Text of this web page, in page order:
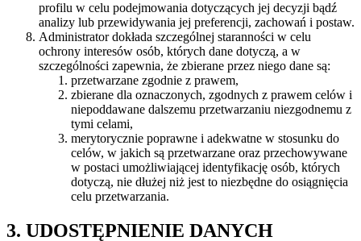
profilu w celu podejmowania dotyczących jej decyzji bądź
analizy lub przewidywania jej preferencji, zachowań i postaw.
Administrator dokłada szczególnej staranności w celu
ochrony interesów osób, których dane dotyczą, a w
szczególności zapewnia, że zbierane przez niego dane są:
przetwarzane zgodnie z prawem,
zbierane dla oznaczonych, zgodnych z prawem celów i
niepoddawane dalszemu przetwarzaniu niezgodnemu z
tymi celami,
merytorycznie poprawne i adekwatne w stosunku do
celów, w jakich są przetwarzane oraz przechowywane
w postaci umożliwiającej identyfikację osób, których
dotyczą, nie dłużej niż jest to niezbędne do osiągnięcia
celu przetwarzania.
3. UDOSTĘPNIENIE DANYCH